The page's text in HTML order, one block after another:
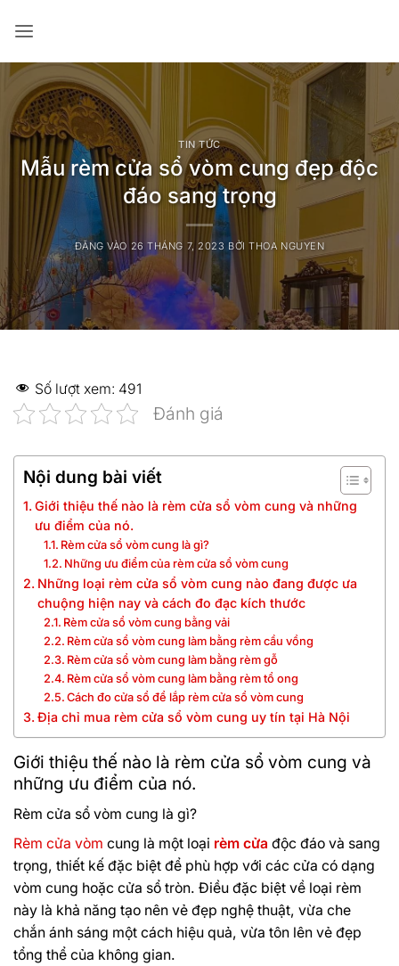
qua
dung
TIN TỨC
Mẫu rèm cửa sổ vòm cung đẹp độc
đáo sang trọng
ĐĂNG VÀO 26 THÁNG 7, 2023 BỞITHOA NGUYEN
Số lượt xem: 491
Đánh giá
Nội dung bài viết
Giới thiệu thế nào là rèm cửa sổ vòm cung và những
ưu điểm của nó.
Rèm cửa sổ vòm cung là gì?
Những ưu điểm của rèm cửa sổ vòm cung
Những loại rèm cửa sổ vòm cung nào đang được ưa
chuộng hiện nay và cách đo đạc kích thước
Rèm cửa sổ vòm cung bằng vải
Rèm cửa sổ vòm cung làm bằng rèm cầu vồng
Rèm cửa sổ vòm cung làm bằng rèm gỗ
Rèm cửa sổ vòm cung làm bằng rèm tổ ong
Cách đo cửa sổ để lắp rèm cửa sổ vòm cung
Địa chỉ mua rèm cửa sổ vòm cung uy tín tại Hà Nội
Giới thiệu thế nào là rèm cửa sổ vòm cung và
những ưu điểm của nó.
Rèm cửa sổ vòm cung là gì?
Rèm cửa vòm cung là một loại rèm cửa độc đáo và sang
trọng, thiết kế đặc biệt để phù hợp với các cửa có dạng
vòm cung hoặc cửa sổ tròn. Điều đặc biệt về loại rèm
này là khả năng tạo nên vẻ đẹp nghệ thuật, vừa che
chắn ánh sáng một cách hiệu quả, vừa tôn lên vẻ đẹp
tổng thể của không gian.